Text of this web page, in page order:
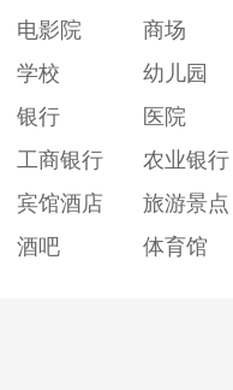
电影院
商场
学校
幼儿园
银行
医院
工商银行
农业银行
宾馆酒店
旅游景点
酒吧
体育馆